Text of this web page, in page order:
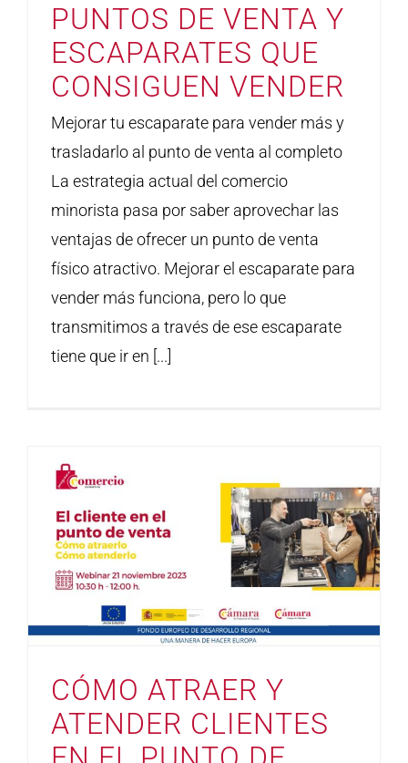
PUNTOS DE VENTA Y
ESCAPARATES QUE
CONSIGUEN VENDER
Mejorar tu escaparate para vender más y
trasladarlo al punto de venta al completo
La estrategia actual del comercio
minorista pasa por saber aprovechar las
ventajas de ofrecer un punto de venta
físico atractivo. Mejorar el escaparate para
vender más funciona, pero lo que
transmitimos a través de ese escaparate
tiene que ir en [...]
CÓMO ATRAER Y
ATENDER CLIENTES